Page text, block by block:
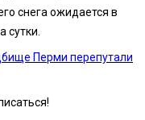
снега ожидается в
сутки.
Перми перепутали